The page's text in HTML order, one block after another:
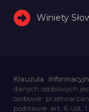
Winiety
Klauzula
danych osobowych
osobowe
podstawie art. 6 ust.